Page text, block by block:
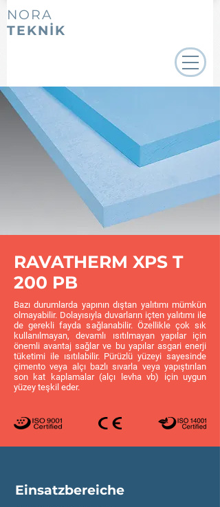
NORA
TEKNİK
RAVATHERM XPS T
200 PB
Bazı durumlarda yapının dıştan yalıtımı mümkün
olmayabilir. Dolayısıyla duvarların içten yalıtımı ile
de gerekli fayda sağlanabilir. Özellikle çok sık
kullanılmayan, devamlı ısıtılmayan yapılar için
önemli avantaj sağlar ve bu yapılar asgari enerji
tüketimi ile ısıtılabilir. Pürüzlü yüzeyi sayesinde
çimento veya alçı bazlı sıvarla veya yapıştırılan
son kat kaplamalar (alçı levha vb) için uygun
yüzey teşkil eder.
Einsatzbereiche